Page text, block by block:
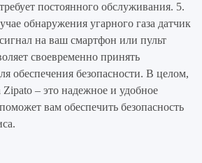
постоянного обслуживания. 5.
обнаружения угарного газа датчик
на ваш смартфон или пульт
своевременно принять
обеспечения безопасности. В целом,
Zipato – это надежное и удобное
вам обеспечить безопасность